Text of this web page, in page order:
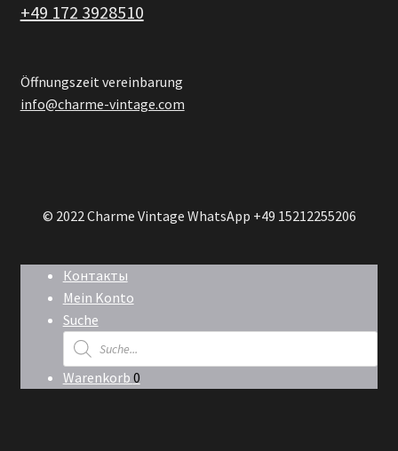
+49 172 3928510
Öffnungszeit vereinbarung
info@charme-vintage.com
© 2022 Charme Vintage WhatsApp +49 15212255206
Контакты
Mein Konto
Suche
Products
search
Warenkorb 0